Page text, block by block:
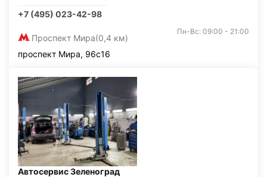
+7 (495) 023-42-98
Проспект Мира(0,4 км)
Пн-Вс: 09:00 - 21:00
проспект Мира, 96с16
Автосервис Зеленоград